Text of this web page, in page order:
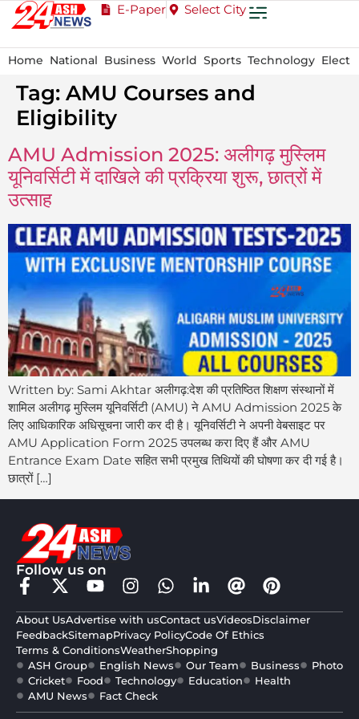
E-Paper Select City
Home National Business World Sports Technology
Tag: AMU Courses and
Eligibility
AMU Admission 2025: अलीगढ़ मुस्लिम
यूनिवर्सिटी में दाखिले की प्रक्रिया शुरू, छात्रों में
उत्साह
Written by: Sami Akhtar अलीगढ़:देश की प्रतिष्ठित शिक्षण संस्थानों में
शामिल अलीगढ़ मुस्लिम यूनिवर्सिटी (AMU) ने AMU Admission 2025 के
लिए आधिकारिक अधिसूचना जारी कर दी है। यूनिवर्सिटी ने अपनी वेबसाइट पर
AMU Application Form 2025 उपलब्ध करा दिए हैं और AMU
Entrance Exam Date सहित सभी प्रमुख तिथियों की घोषणा कर दी गई है।
छात्रों […]
Follow us on
About UsAdvertise with usContact usVideosDisclaimer
FeedbackSitemapPrivacy PolicyCode Of Ethics
Terms & ConditionsWeatherShopping
ASH Group
English News Our Team Business
Photo
Cricket
Food Technology Education
Health
AMU News
Fact Check